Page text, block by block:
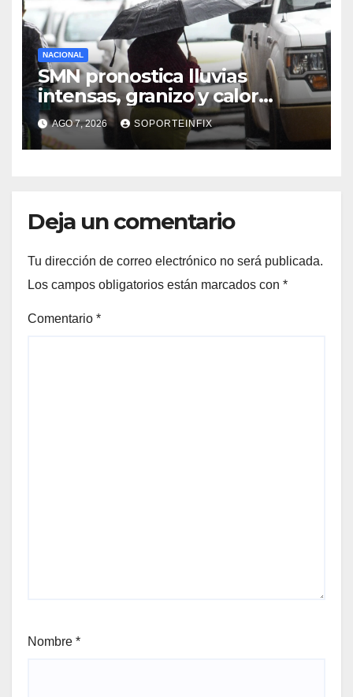
NACIONAL
SMN pronostica lluvias
intensas, granizo y calor
extremo para este 7 de
agosto
AGO 7, 2026 SOPORTEINFIX
Deja un comentario
Tu dirección de correo electrónico no será publicada.
Los campos obligatorios están marcados con *
Comentario *
Nombre *